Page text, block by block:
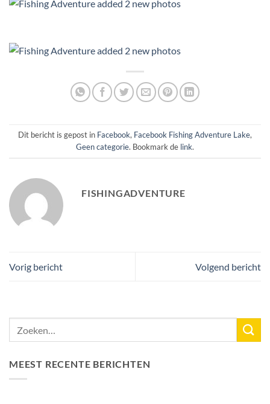
Dit bericht is gepost in Facebook, Facebook Fishing Adventure Lake,
Geen categorie. Bookmark de link.
FISHINGADVENTURE
Vorig bericht Volgend bericht
MEEST RECENTE BERICHTEN